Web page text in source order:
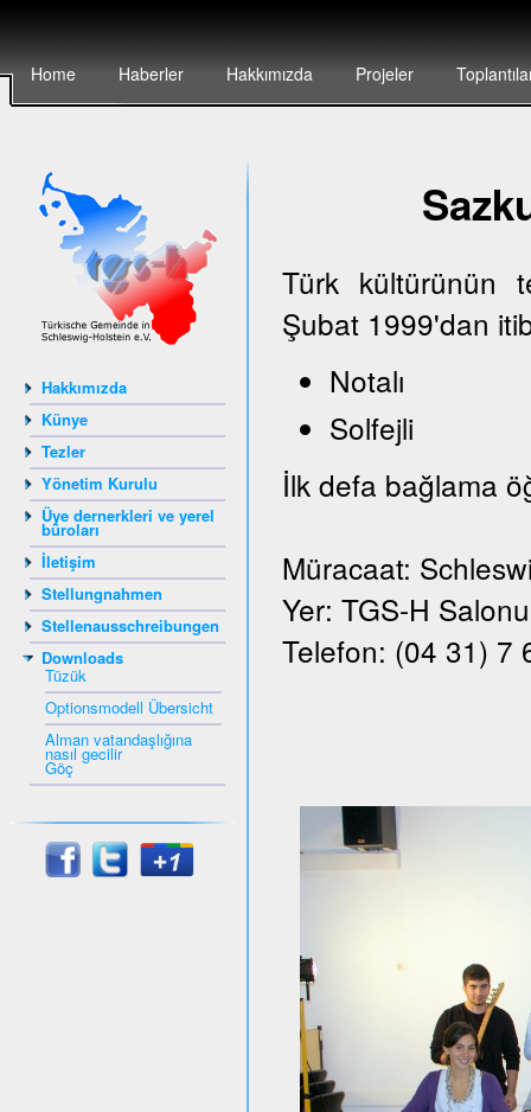
Home Haberler Hakkımızda Projeler
Hakkımızda
Künye
Tezler
Yönetim Kurulu
Üye dernerkleri ve yerel
büroları
İletişim
Stellungnahmen
Stellenausschreibungen
Downloads
Tüzük
Optionsmodell Übersicht
Alman vatandaşlığına
nasıl gecilir
Göç
Türk kültürünün
Şubat 1999'dan
Notalı
Solfejli
İlk defa bağlama
Müracaat:
Yer: TGS-H
Telefon: (04 31) 7